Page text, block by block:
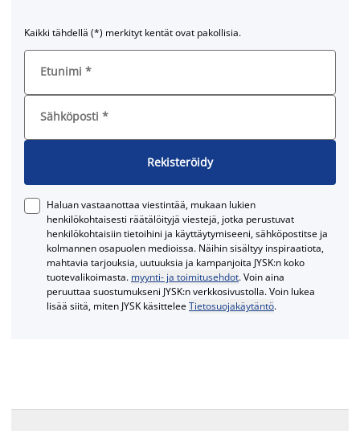
Kaikki tähdellä (*) merkityt kentät ovat pakollisia.
Etunimi *
Sähköposti *
Rekisteröidy
Haluan vastaanottaa viestintää, mukaan lukien
henkilökohtaisesti räätälöityjä viestejä, jotka perustuvat
henkilökohtaisiin tietoihini ja käyttäytymiseeni, sähköpostitse ja
kolmannen osapuolen medioissa. Näihin sisältyy inspiraatiota,
mahtavia tarjouksia, uutuuksia ja kampanjoita JYSK:n koko
tuotevalikoimasta. myynti- ja toimitusehdot. Voin aina
peruuttaa suostumukseni JYSK:n verkkosivustolla. Voin lukea
lisää siitä, miten JYSK käsitteleeTietosuojakäytäntö.